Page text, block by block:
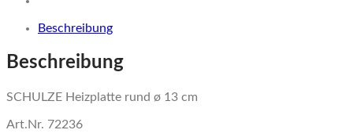
Beschreibung
Beschreibung
SCHULZE Heizplatte rund ø 13 cm
Art.Nr. 72236